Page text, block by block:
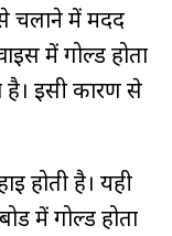
चलाने में मदद
में गोल्ड होता
है। इसी कारण से
होती है। यही
में गोल्ड होता